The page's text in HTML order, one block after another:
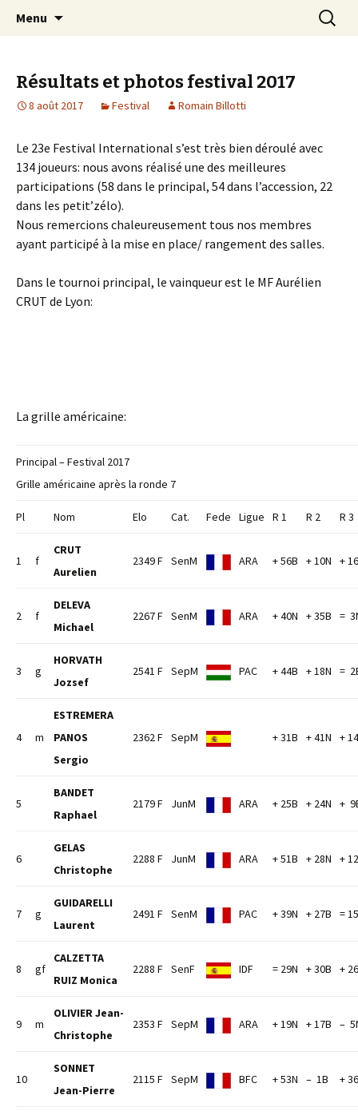
Club d échecs de l
agglomération
chambérienne
Les échecs pour tous
Menu
Résultats et photos festival 2017
8 août 2017 Festival Romain Billotti
Le 23e Festival International s’est très bien déroulé avec
134 joueurs: nous avons réalisé une des meilleures
participations (58 dans le principal, 54 dans l’accession, 22
dans les petit’zélo).
Nous remercions chaleureusement tous nos membres
ayant participé à la mise en place/ rangement des salles.
Dans le tournoi principal, le vainqueur est le MF Aurélien
CRUT de Lyon:
La grille américaine:
Principal – Festival 2017
Grille américaine après la ronde 7
Pl Nom Elo Cat. Fede Ligue R 1 R 2 R 3
1 f
CRUT
Aurelien
2349 F SenM ARA + 56B + 10N +
2 f
DELEVA
Michael
2267 F SenM ARA + 40N + 35B =
3 g
HORVATH
Jozsef
2541 F SepM PAC + 44B + 18N =
4 m
ESTREMERA
PANOS
Sergio
2362 F SepM + 31B + 41N +
5
BANDET
Raphael
2179 F JunM ARA + 25B + 24N +
6
GELAS
Christophe
2288 F JunM ARA + 51B + 28N +
7 g
GUIDARELLI
Laurent
2491 F SenM PAC + 39N + 27B =
8 gf
CALZETTA
RUIZ Monica
2288 F SenF IDF = 29N + 30B +
9 m
OLIVIER Jean-
Christophe
2353 F SepM ARA + 19N + 17B –
10
SONNET
Jean-Pierre
2115 F SepM BFC + 53N – 1B +